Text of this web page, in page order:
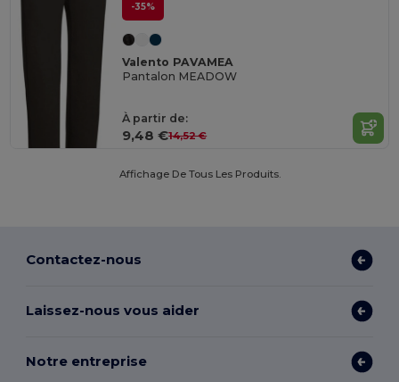
-35%
Valento PAVAMEA
Pantalon MEADOW
À partir de:
9,48 €14,52 €
Affichage De Tous Les Produits.
Contactez-nous
Laissez-nous vous aider
Notre entreprise